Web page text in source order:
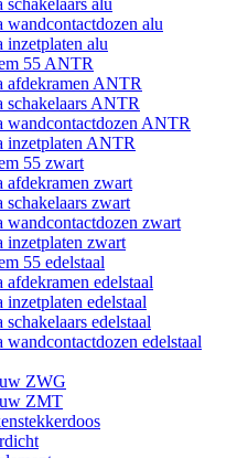
schakelaars alu
wandcontactdozen alu
inzetplaten alu
55 ANTR
afdekramen ANTR
schakelaars ANTR
wandcontactdozen ANTR
inzetplaten ANTR
55 zwart
afdekramen zwart
schakelaars zwart
wandcontactdozen zwart
inzetplaten zwart
55 edelstaal
afdekramen edelstaal
inzetplaten edelstaal
schakelaars edelstaal
wandcontactdozen edelstaal
ZWG
ZMT